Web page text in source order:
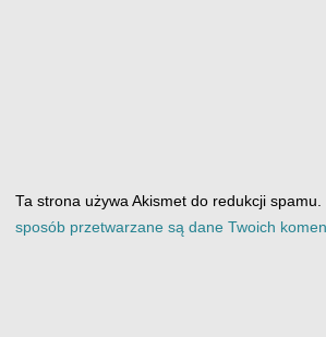
Ta strona używa Akismet do redukcji spamu.
sposób przetwarzane są dane Twoich